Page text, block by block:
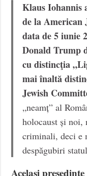
Klaus Iohannis
de la American
data de 5 iunie
Donald Trump
cu distincţia
mai înaltă
Jewish
„neamț” al
holocaust și noi,
criminali, deci e
despăgubiri
Același